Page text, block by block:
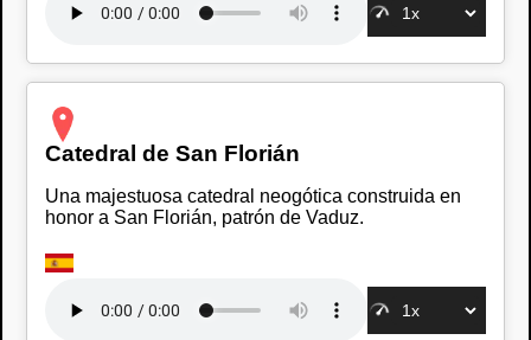
Catedral de San Florián
Una majestuosa catedral neogótica construida en
honor a San Florián, patrón de Vaduz.